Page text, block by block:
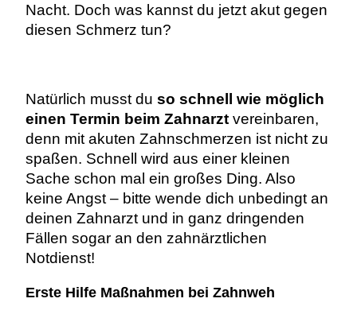
Nacht. Doch was kannst du jetzt akut gegen
diesen Schmerz tun?
Natürlich musst du so schnell wie möglich
einen Termin beim Zahnarztvereinbaren,
denn mit akuten Zahnschmerzen ist nicht zu
spaßen. Schnell wird aus einer kleinen
Sache schon mal ein großes Ding. Also
keine Angst – bitte wende dich unbedingt an
deinen Zahnarzt und in ganz dringenden
Fällen sogar an den zahnärztlichen
Notdienst!
Erste Hilfe Maßnahmen bei Zahnweh